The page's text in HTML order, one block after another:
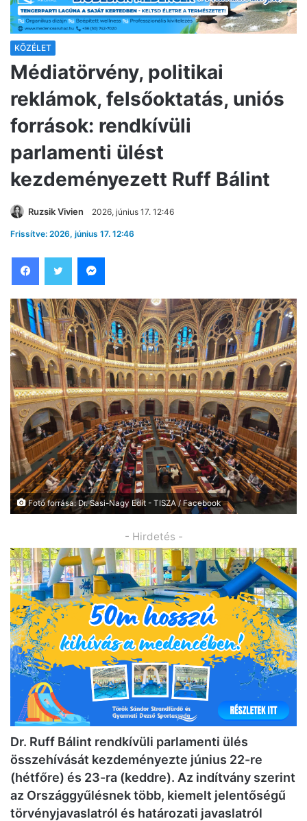
KÖZÉLET
Médiatörvény, politikai
reklámok, felsőoktatás, uniós
források: rendkívüli
parlamenti ülést
kezdeményezett Ruff Bálint
Ruzsik Vivien 2026, június 17. 12:46
Frissítve: 2026, június 17. 12:46
Fotó forrása: Dr. Sasi-Nagy Edit - TISZA / Facebook
- Hirdetés -
Dr. Ruff Bálint rendkívüli parlamenti ülés
összehívását kezdeményezte június 22-re
(hétfőre) és 23-ra (keddre). Az indítvány szerint
az Országgyűlésnek több, kiemelt jelentőségű
törvényjavaslatról és határozati javaslatról